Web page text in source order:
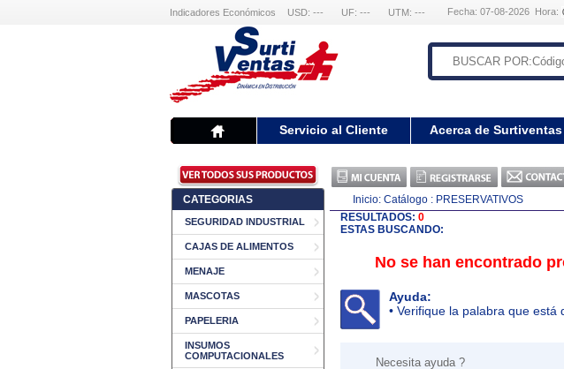
Indicadores Económicos USD: --- UF: --- UTM: --- Fecha: 07-08-2026 Hora:
Servicio al Cliente Acerca de Surtiventas
CATEGORIAS
SEGURIDAD INDUSTRIAL
CAJAS DE ALIMENTOS
MENAJE
MASCOTAS
PAPELERIA
INSUMOS
COMPUTACIONALES
Inicio: Catálogo : PRESERVATIVOS
RESULTADOS: 0
ESTAS BUSCANDO:
No se han encontrado
Ayuda:
• Verifique la palabra que está
Necesita ayuda ?